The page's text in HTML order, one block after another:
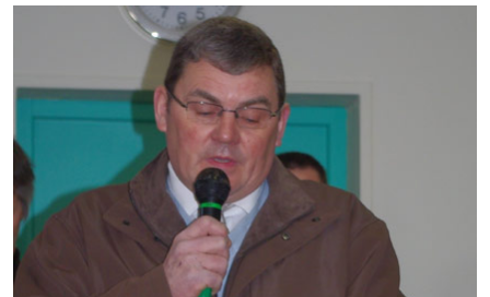
Horaires de la mairie
Les foulées fressinoises
ACCÈS RAPIDE
Démarches administratives
Projets et travaux en cours
Fêtes et manifestations